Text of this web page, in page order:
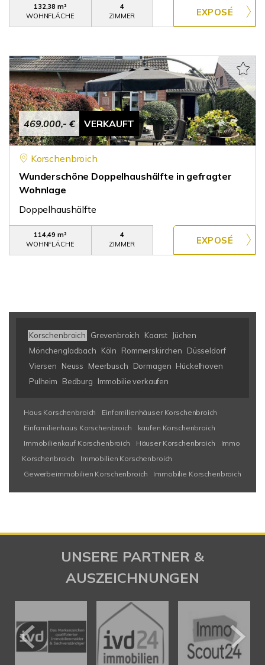
132,38 m²
WOHNFLÄCHE
4
ZIMMER
469.000,- € VERKAUFT
Korschenbroich
Wunderschöne Doppelhaushälfte in gefragter
Wohnlage
Doppelhaushälfte
114,49 m²
WOHNFLÄCHE
4
ZIMMER
Korschenbroich Grevenbroich Kaarst
Jüchen
Mönchengladbach
Köln Rommerskirchen
Düsseldorf
Viersen
Neuss Meerbusch Dormagen Hückelhoven
Pulheim
Bedburg Immobilie verkaufen
Haus Korschenbroich
Einfamilienhäuser Korschenbroich
Einfamilienhaus Korschenbroich
kaufen Korschenbroich
Immobilienkauf Korschenbroich
Häuser Korschenbroich
Immo
Korschenbroich
Immobilien Korschenbroich
Gewerbeimmobilien Korschenbroich
Immobilie Korschenbroich
UNSERE PARTNER &
AUSZEICHNUNGEN